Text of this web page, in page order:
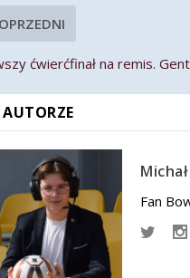
ćwierćfinał na remis.
Fan